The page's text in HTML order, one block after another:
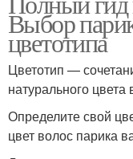
Выбор
цветотипа
Цветотип —
натурального цвета
Определите свой
цвет волос парика